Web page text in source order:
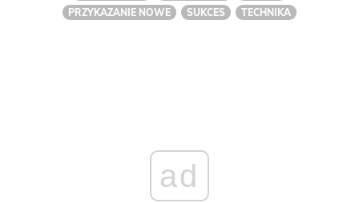
PRZYKAZANIE NOWE
SUKCES TECHNIKA
ad